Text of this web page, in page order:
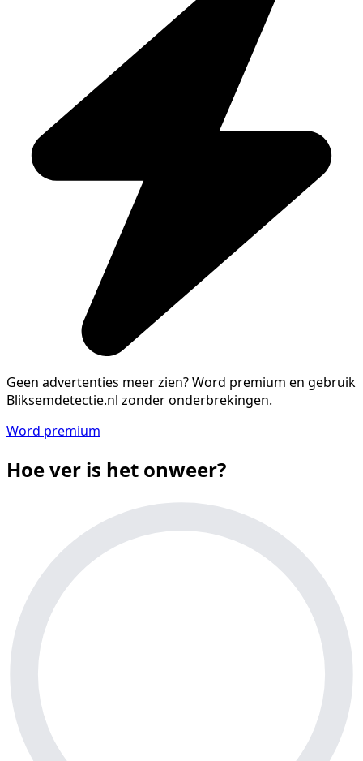
Geen advertenties meer zien?Word premium en gebruik
Bliksemdetectie.nl zonder onderbrekingen.
Word premium
Hoe ver is het onweer?